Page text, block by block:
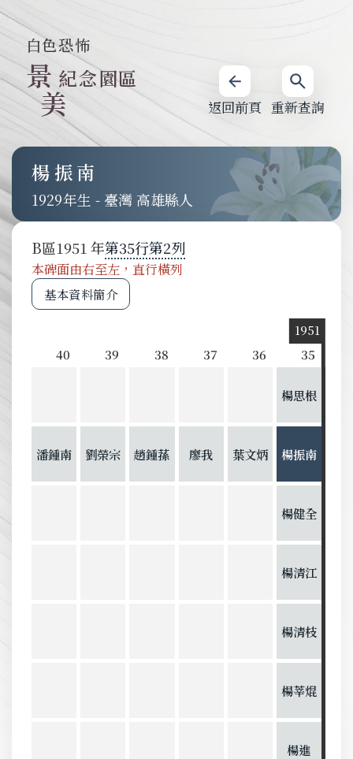
重新查詢
返回前頁
白色恐怖
景
美
紀念園區
楊振南
1929 - 臺灣 高雄縣人
B區1951 第35行第2列
本碑面由右至左，直行橫列
基本資料簡介
1951
35
36
37
38
39
40
楊思根
楊振南
楊健全
楊清江
楊清枝
楊莘焜
楊進
葉文炳
廖我
趙鍾蓀
劉榮宗
潘鍾南